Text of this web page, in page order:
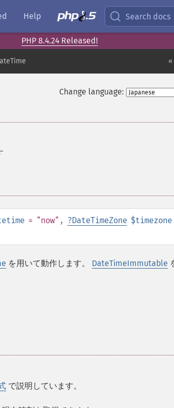
Help Search docs
PHP 8.4.24 Released!
Change language:
= "now" , ?DateTimeZone $timezone
を用いて動作します。 DateTimeImmutable
で説明しています。